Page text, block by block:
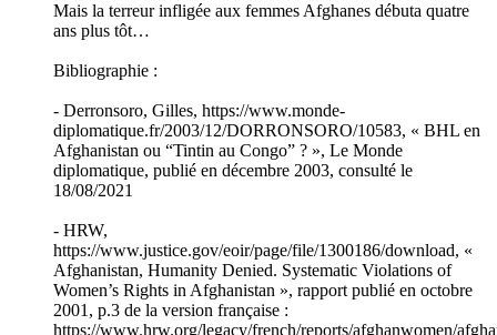
Mais la terreur infligée aux femmes Afghanes débuta quatre
ans plus tôt…
Bibliographie :
- Derronsoro, Gilles, https://www.monde-
diplomatique.fr/2003/12/DORRONSORO/10583, « BHL en
Afghanistan ou “Tintin au Congo” ? », Le Monde
diplomatique, publié en décembre 2003, consulté le
18/08/2021
- HRW,
https://www.justice.gov/eoir/page/file/1300186/download, «
Afghanistan, Humanity Denied. Systematic Violations of
Women’s Rights in Afghanistan », rapport publié en octobre
2001, p.3 de la version française :
https://www.hrw.org/legacy/french/reports/afghanwomen/